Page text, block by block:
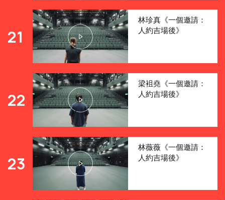
21
林珍真《一個邀請：
人約吉場後》
22
梁袓堯《一個邀請：
人約吉場後》
23
林薇薇《一個邀請：
人約吉場後》